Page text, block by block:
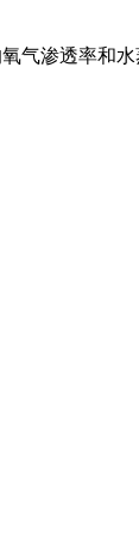
气渗透率和